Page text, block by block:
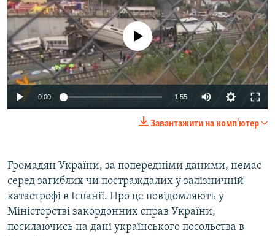
СПЕЦПРОЕКТИ
ДЕПОРТАЦІЯ
ВІДЕОУРОКИ «ELIFBE»
СВІДЧЕННЯ ОКУПАЦІЇ
УКРАЇНСЬКА ПРОБЛЕМА КРИМУ
ЯК ОБІЙТИ БЛОКУВАННЯ
Русский
Qırımtatar
Усі сайти RFE/RL
No media source currently available
0:00 1:55
Завантажити на комп'ютер
Громадян України, за попередніми даними, немає
серед загиблих чи постраждалих у залізничній
катастрофі в Іспанії. Про це повідомляють у
Міністерстві закордонних справ України,
посилаючись на дані українського посольства в